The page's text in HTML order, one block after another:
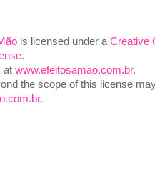
is licensed under a Creative
.
at www.efeitosamao.com.br.
the scope of this license
.